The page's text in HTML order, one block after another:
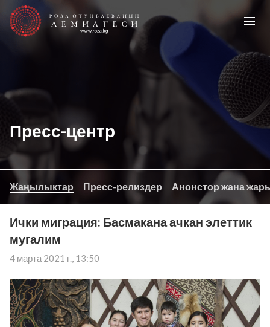
Пресс-центр
Жаңылыктар Пресс-релиздер Анонстор жана
Ички миграция: Басмакана ачкан элеттик
мугалим
4 марта 2021 г., 13:50